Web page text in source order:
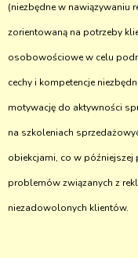
(niezbędne w nawiązywaniu
zorientowaną na potrzeby
osobowościowe w celu
cechy i kompetencje
motywację do aktywności
na szkoleniach
obiekcjami, co w późniejszej
problemów związanych z
niezadowolonych klientów.